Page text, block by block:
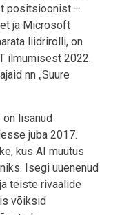
positsioonist –
ja Microsoft
liidrirolli, on
ilmumisest 2022.
nn „Suure
on lisanud
juba 2017.
kus AI muutus
Isegi uuenenud
teiste rivaalide
võiksid